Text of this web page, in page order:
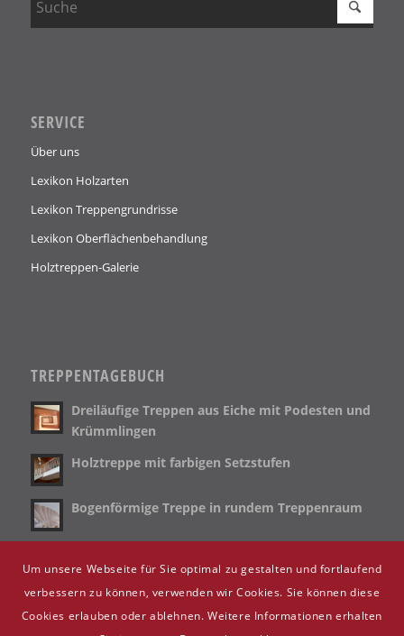
SERVICE
Über uns
Lexikon Holzarten
Lexikon Treppengrundrisse
Lexikon Oberflächenbehandlung
Holztreppen-Galerie
TREPPENTAGEBUCH
Dreiläufige Treppen aus Eiche mit Podesten und
Krümmlingen
Holztreppe mit farbigen Setzstufen
Bogenförmige Treppe in rundem Treppenraum
Um unsere Webseite für Sie optimal zu gestalten und fortlaufend
verbessern zu können, verwenden wir Cookies. Sie können diese
Cookies erlauben oder ablehnen. Weitere Informationen erhalten